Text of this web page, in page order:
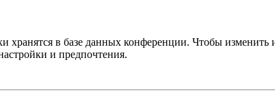
хранятся в базе данных конференции. Чтобы
и предпочтения.